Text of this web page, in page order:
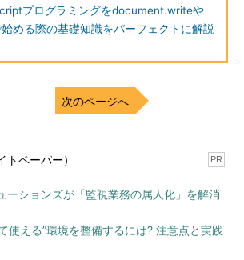
プログラミングをdocument.writeや
める際の基礎知識をパーフェクトに解説
次のページへ
ペーパー） PR
ーションズが「監視業務の属人化」を解消
使える”環境を整備するには? 注意点と実践